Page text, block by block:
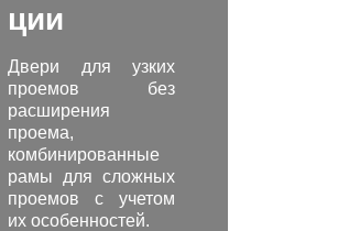
ции
Двери для узких
проемов без
расширения
проема,
комбинированные
рамы для сложных
проемов с учетом
их особенностей.